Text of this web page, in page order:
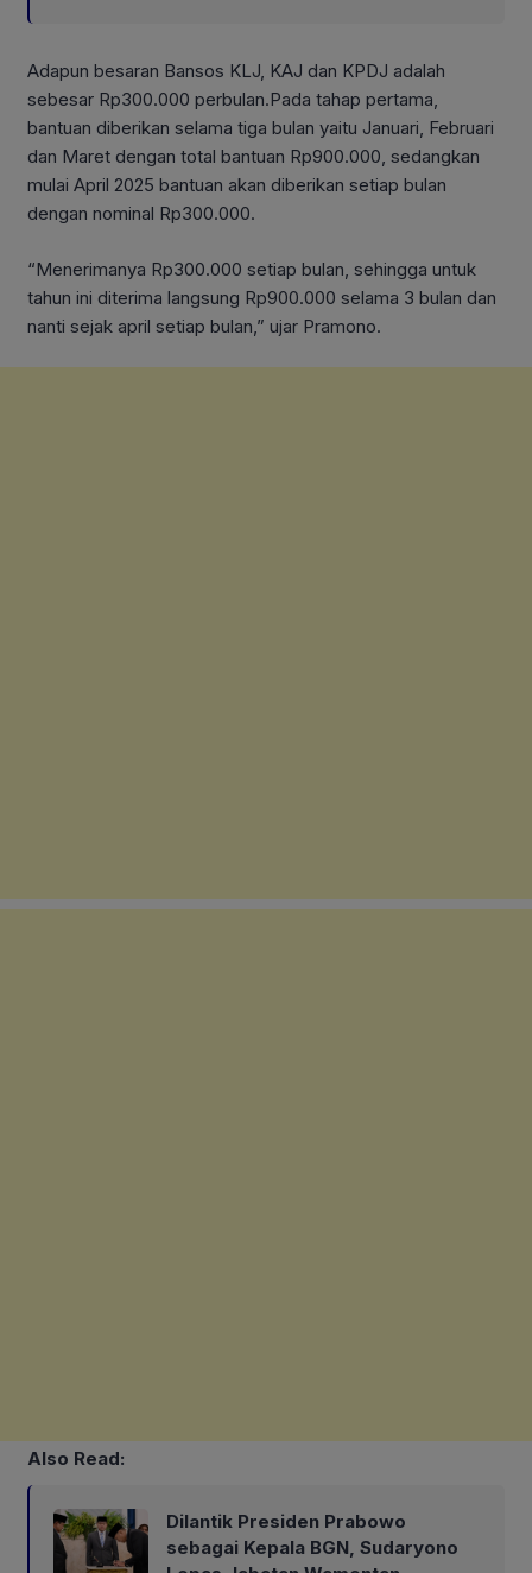
Adapun besaran Bansos KLJ, KAJ dan KPDJ adalah
sebesar Rp300.000 perbulan.Pada tahap pertama,
bantuan diberikan selama tiga bulan yaitu Januari, Februari
dan Maret dengan total bantuan Rp900.000, sedangkan
mulai April 2025 bantuan akan diberikan setiap bulan
dengan nominal Rp300.000.
“Menerimanya Rp300.000 setiap bulan, sehingga untuk
tahun ini diterima langsung Rp900.000 selama 3 bulan dan
nanti sejak april setiap bulan,” ujar Pramono.
Also Read:
Dilantik Presiden Prabowo
sebagai Kepala BGN, Sudaryono